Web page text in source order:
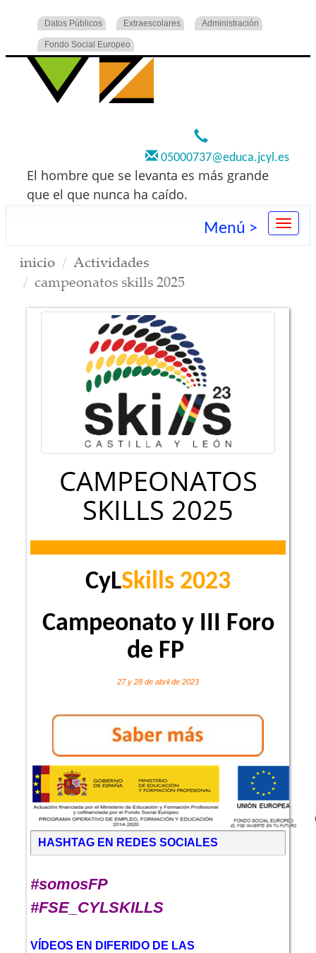
Datos Públicos Extraescolares Administración
Fondo Social Europeo
05000737@educa.jcyl.es
El hombre que se levanta es más grande
que el que nunca ha caído.
Menú >
inicio
Actividades
campeonatos skills 2025
CAMPEONATOS
SKILLS 2025
CyLSkills 2023
Campeonato y III Foro
de FP
27 y 28 de abril de 2023
HASHTAG EN REDES SOCIALES
#somosFP
#FSE_CYLSKILLS
VÍDEOS EN DIFERIDO DE LAS